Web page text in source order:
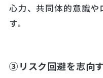
心力、共同体的意識や
す。
③リスク回避を志向